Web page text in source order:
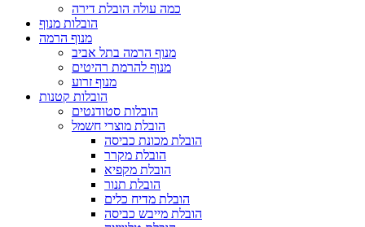
כמה עולה הובלת דירה
הובלות מנוף
מנוף הרמה
מנוף הרמה בתל אביב
מנוף להרמת רהיטים
מנוף זרוע
הובלות קטנות
הובלות סטודנטים
הובלת מוצרי חשמל
הובלת מכונת כביסה
הובלת מקרר
הובלת מקפיא
הובלת תנור
הובלת מדיח כלים
הובלת מייבש כביסה